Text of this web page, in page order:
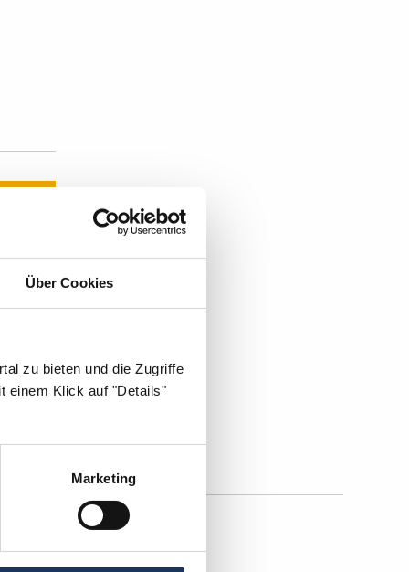
Über Cookies
zu bieten und die Zugriffe
einem Klick auf "Details"
Marketing